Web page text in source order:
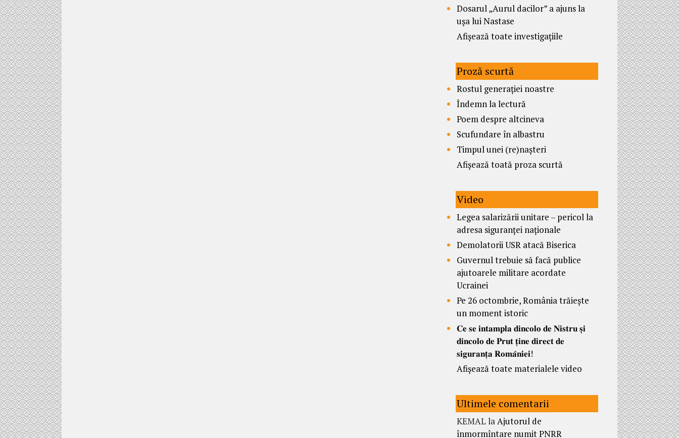
Dosarul „Aurul dacilor” a ajuns la
ușa lui Nastase
Afișează toate investigațiile
Proză scurtă
Rostul generației noastre
Îndemn la lectură
Poem despre altcineva
Scufundare în albastru
Timpul unei (re)nașteri
Afișează toată proza scurtă
Video
Legea salarizării unitare – pericol la
adresa siguranței naționale
Demolatorii USR atacă Biserica
Guvernul trebuie să facă publice
ajutoarele militare acordate
Ucrainei
Pe 26 octombrie, România trăiește
un moment istoric
𝐂𝐞 𝐬𝐞 𝐢𝐧𝐭𝐚𝐦𝐩𝐥𝐚 𝐝𝐢𝐧𝐜𝐨𝐥𝐨 𝐝𝐞 𝐍𝐢𝐬𝐭𝐫𝐮 𝐬̦𝐢
𝐝𝐢𝐧𝐜𝐨𝐥𝐨 𝐝𝐞 𝐏𝐫𝐮𝐭 𝐭̦𝐢𝐧𝐞 𝐝𝐢𝐫𝐞𝐜𝐭 𝐝𝐞
𝐬𝐢𝐠𝐮𝐫𝐚𝐧𝐭̦𝐚 𝐑𝐨𝐦𝐚̂𝐧𝐢𝐞𝐢!
Afișează toate materialele video
Ultimele comentarii
KEMAL laAjutorul de
înmormîntare numit PNRR